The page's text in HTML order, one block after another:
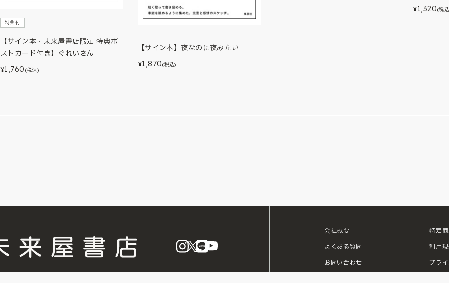
特典付
【サイン本・未来屋書店限定 特典ポ
ストカード付き】ぐれいさん
¥1,760 (税込)
【サイン本】夜なのに夜みたい
¥1,870(税込)
¥1,320(税
instagram
X LINE
会社概要
よくある質問
お問い合わせ
特定
利用
プラ